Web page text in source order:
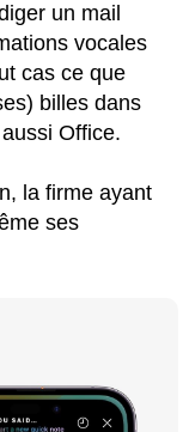
un mail
vocales
cas ce que
billes dans
Office.
la firme ayant
ses